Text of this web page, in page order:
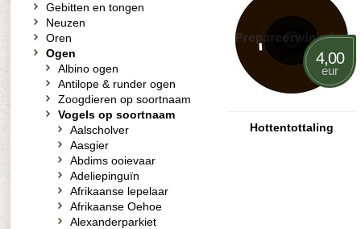
4,00
eur
Hottentottaling
Gebitten en tongen
Neuzen
Oren
Ogen
Albino ogen
Antilope & runder ogen
Zoogdieren op soortnaam
Vogels op soortnaam
Aalscholver
Aasgier
Abdims ooievaar
Adeliepinguïn
Afrikaanse lepelaar
Afrikaanse Oehoe
Alexanderparkiet